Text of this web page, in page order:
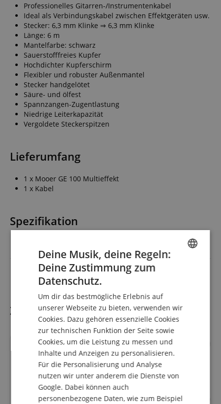
Professionelles Gitarren-/Instrumentenkabel
Ideal als Verbindungskabel zwischen Effektgeräten usw.
Stecker: 6,3 mm Klinke ⇒ 6,3 mm Klinke
Länge: 6 m
Mantelfarbe: schwarz
Sauerstofffreies Kupfer
Hochdichter Kupferschirm
Flexibler und robuster Außenmantel
Stecker handgelötet
Säure- und ölfest
Spannzangen-Zugentlastung
Niedrige Leiterkapazität
Vergoldete Steckerspitzen
Lieferumfang
1 x Mooer GE 100 Multieffekt
1 x Kabel
Spezifikation
Schwarz
Zubehör
FRENCH
ITALIAN
SPANISH
Deine Musik, deine Regeln:
Deine Zustimmung zum
Datenschutz.
Um dir das bestmögliche Erlebnis auf
unserer Webseite zu bieten, verwenden wir
Cookies. Dazu gehören essenzielle Cookies
zur technischen Funktion der Seite sowie
Cookies, um die Leistung zu messen und
Inhalte und Anzeigen zu personalisieren.
Für die Personalisierung und Analyse
nutzen wir unter anderem die Dienste von
Google. Dabei können auch
personenbezogene Daten, wie zum Beispiel